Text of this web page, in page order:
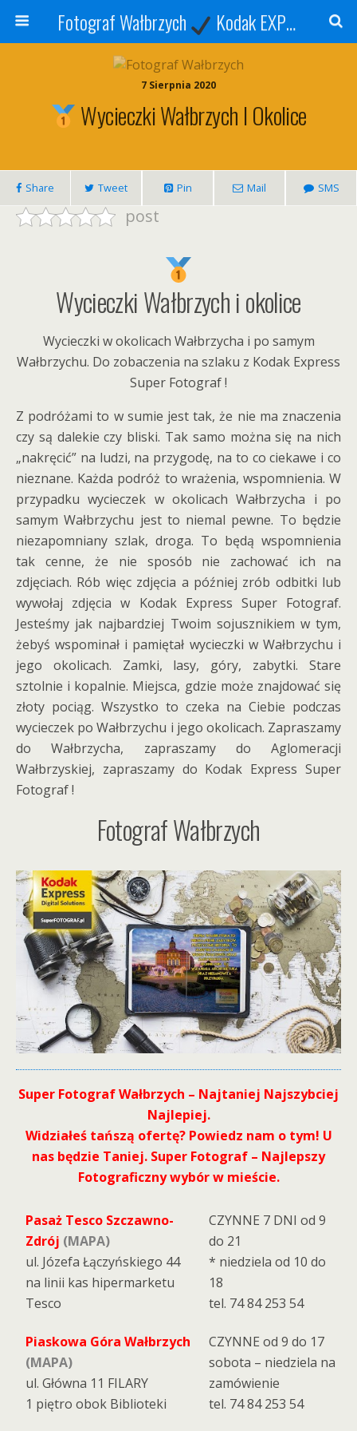
Fotograf Wałbrzych Kodak EXPRESS
7 Sierpnia 2020
Wycieczki Wałbrzych I Okolice
Share Tweet Pin Mail SMS
post
Wycieczki Wałbrzych i okolice
Wycieczki w okolicach Wałbrzycha i po samym
Wałbrzychu. Do zobaczenia na szlaku z Kodak Express
Super Fotograf !
Z podróżami to w sumie jest tak, że nie ma znaczenia
czy są dalekie czy bliski. Tak samo można się na nich
„nakręcić” na ludzi, na przygodę, na to co ciekawe i co
nieznane. Każda podróż to wrażenia, wspomnienia. W
przypadku wycieczek w okolicach Wałbrzycha i po
samym Wałbrzychu jest to niemal pewne. To będzie
niezapomniany szlak, droga. To będą wspomnienia
tak cenne, że nie sposób nie zachować ich na
zdjęciach. Rób więc zdjęcia a później zrób odbitki lub
wywołaj zdjęcia w Kodak Express Super Fotograf.
Jesteśmy jak najbardziej Twoim sojusznikiem w tym,
żebyś wspominał i pamiętał wycieczki w Wałbrzychu i
jego okolicach. Zamki, lasy, góry, zabytki. Stare
sztolnie i kopalnie. Miejsca, gdzie może znajdować się
złoty pociąg. Wszystko to czeka na Ciebie podczas
wycieczek po Wałbrzychu i jego okolicach. Zapraszamy
do Wałbrzycha, zapraszamy do Aglomeracji
Wałbrzyskiej, zapraszamy do Kodak Express Super
Fotograf !
Fotograf Wałbrzych
Super Fotograf Wałbrzych – Najtaniej Najszybciej
Najlepiej.
Widziałeś tańszą ofertę? Powiedz nam o tym! U
nas będzie Taniej. Super Fotograf – Najlepszy
Fotograficzny wybór w mieście.
Pasaż Tesco Szczawno-
Zdrój (MAPA)
ul. Józefa Łączyńskiego 44
na linii kas hipermarketu
Tesco
CZYNNE 7 DNI od 9
do 21
* niedziela od 10 do
18
tel. 74 84 253 54
Piaskowa Góra Wałbrzych
(MAPA)
ul. Główna 11 FILARY
1 piętro obok Biblioteki
CZYNNE od 9 do 17
sobota – niedziela na
zamówienie
tel. 74 84 253 54